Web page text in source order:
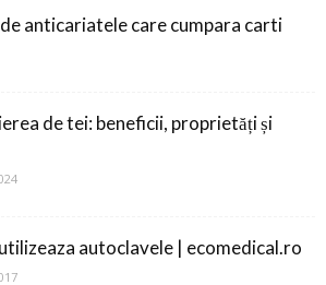
anticariatele care cumpara carti
de tei: beneficii, proprietăți și
autoclavele | ecomedical.ro